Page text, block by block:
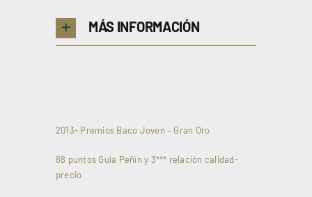
MÁS INFORMACIÓN
2013- Premios Baco Joven – Gran Oro
88 puntos Guía Peñín y 3*** relación calidad-
precio